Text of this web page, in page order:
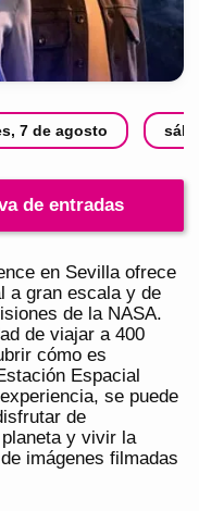
7 de agosto
de entradas
en Sevilla ofrece
a gran escala y de
de la NASA.
de viajar a 400
cómo es
Espacial
se puede
de
y vivir la
imágenes filmadas